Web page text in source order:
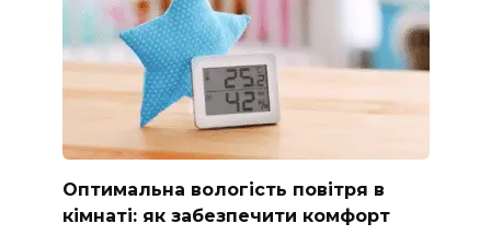
Оптимальна вологість повітря в
кімнаті: як забезпечити комфорт